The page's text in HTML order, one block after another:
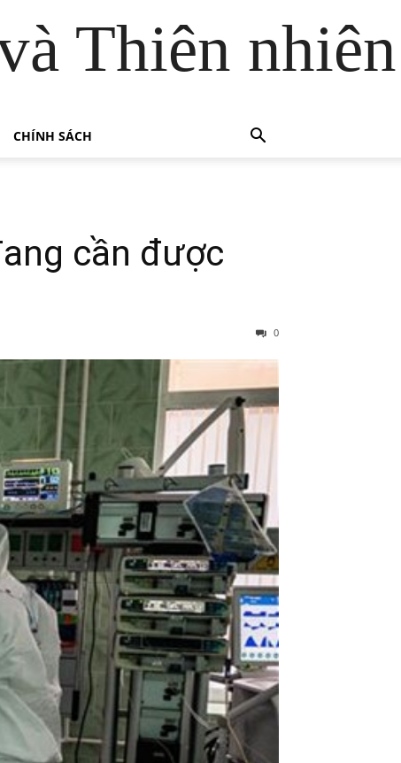
Thiên nhiên
CHÍNH SÁCH
cần được
0